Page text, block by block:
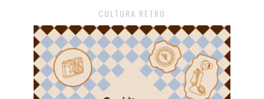
CULTURA RETRO